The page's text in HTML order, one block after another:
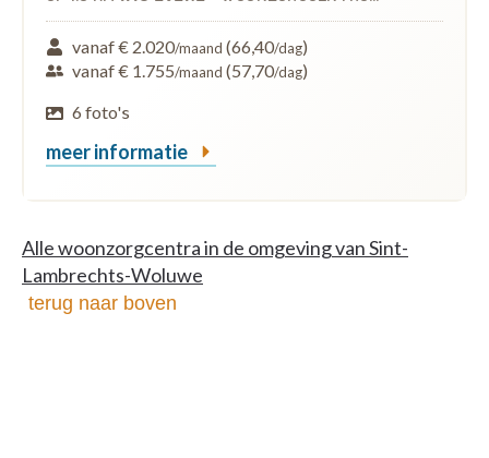
vanaf € 2.020/maand (66,40/dag)
vanaf € 1.755/maand (57,70/dag)
6 foto's
meer informatie
Alle woonzorgcentra in de omgeving van Sint-
Lambrechts-Woluwe
terug naar boven